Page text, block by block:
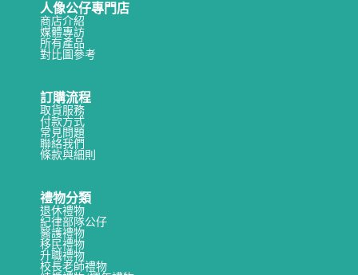
人像公仔專門店
商店介紹
媒體專訪
所有產品
對比圖參考
訂購流程
取貨服務
付款方式
常見問題
聯絡我們
條款與細則
禮物分類
退休禮物
紀律部隊公仔
醫護禮物
移民禮物
升職禮物
校長老師禮物